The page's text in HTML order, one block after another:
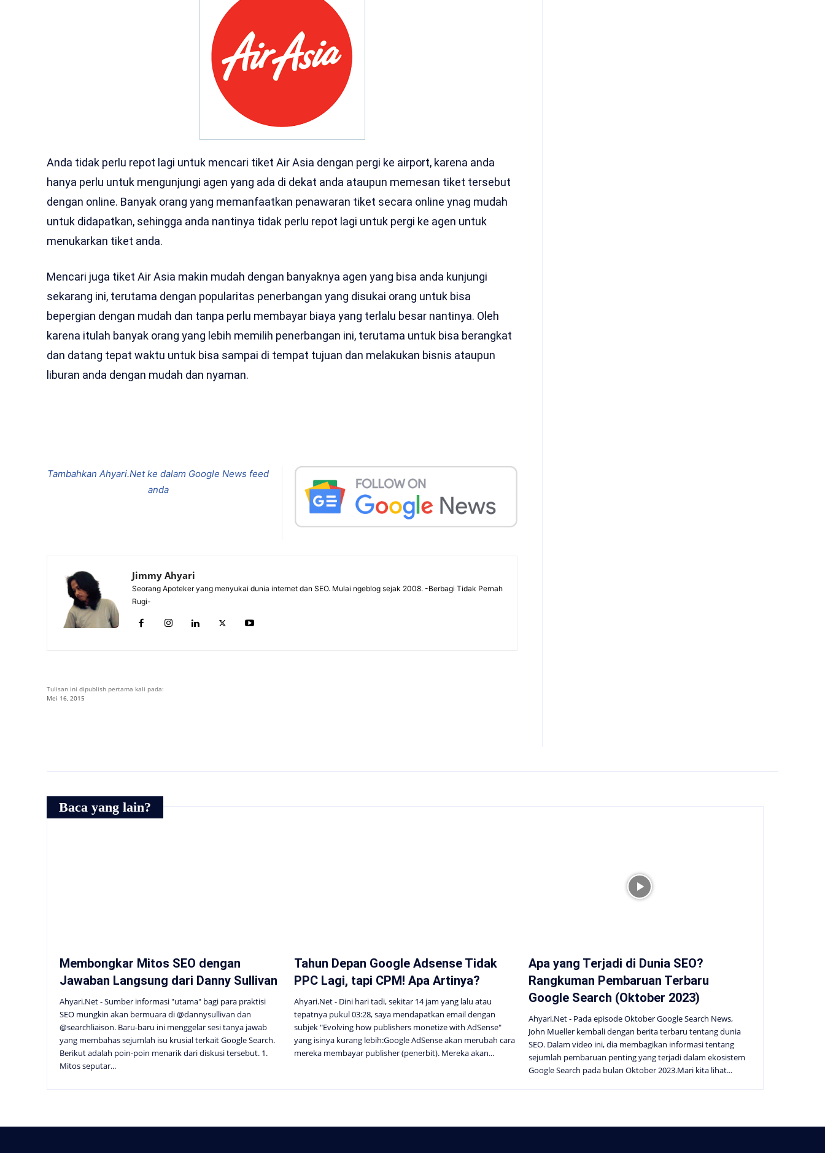
Anda tidak perlu repot lagi untuk mencari tiket Air Asia dengan pergi ke airport, karena anda
hanya perlu untuk mengunjungi agen yang ada di dekat anda ataupun memesan tiket tersebut
dengan online. Banyak orang yang memanfaatkan penawaran tiket secara online ynag mudah
untuk didapatkan, sehingga anda nantinya tidak perlu repot lagi untuk pergi ke agen untuk
menukarkan tiket anda.
Mencari juga tiket Air Asia makin mudah dengan banyaknya agen yang bisa anda kunjungi
sekarang ini, terutama dengan popularitas penerbangan yang disukai orang untuk bisa
bepergian dengan mudah dan tanpa perlu membayar biaya yang terlalu besar nantinya. Oleh
karena itulah banyak orang yang lebih memilih penerbangan ini, terutama untuk bisa berangkat
dan datang tepat waktu untuk bisa sampai di tempat tujuan dan melakukan bisnis ataupun
liburan anda dengan mudah dan nyaman.
Tambahkan Ahyari.Net ke dalam Google News feed
anda
Jimmy Ahyari
Seorang Apoteker yang menyukai dunia internet dan SEO. Mulai ngeblog sejak 2008. -Berbagi Tidak Pernah
Rugi-
Tulisan ini dipublish pertama kali pada:
Mei 16, 2015
Baca yang lain?
Membongkar Mitos SEO dengan
Jawaban Langsung dari Danny Sullivan
Ahyari.Net - Sumber informasi "utama" bagi para praktisi
SEO mungkin akan bermuara di @dannysullivan dan
@searchliaison. Baru-baru ini menggelar sesi tanya jawab
yang membahas sejumlah isu krusial terkait Google Search.
Berikut adalah poin-poin menarik dari diskusi tersebut. 1.
Mitos seputar...
Tahun Depan Google Adsense Tidak
PPC Lagi, tapi CPM! Apa Artinya?
Ahyari.Net - Dini hari tadi, sekitar 14 jam yang lalu atau
tepatnya pukul 03:28, saya mendapatkan email dengan
subjek "Evolving how publishers monetize with AdSense"
yang isinya kurang lebih:Google AdSense akan merubah cara
mereka membayar publisher (penerbit). Mereka akan...
Apa yang Terjadi di Dunia SEO?
Rangkuman Pembaruan Terbaru
Google Search (Oktober 2023)
Ahyari.Net - Pada episode Oktober Google Search News,
John Mueller kembali dengan berita terbaru tentang dunia
SEO. Dalam video ini, dia membagikan informasi tentang
sejumlah pembaruan penting yang terjadi dalam ekosistem
Google Search pada bulan Oktober 2023.Mari kita lihat...